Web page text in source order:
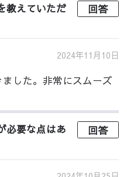
教えていただ
回答
2024年11月10日
した。非常にスムーズ
必要な点はあ
回答